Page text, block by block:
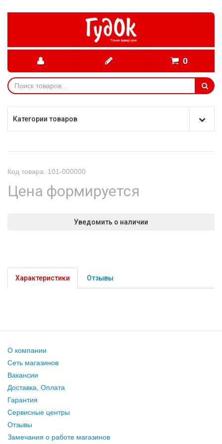
0
Категории товаров
Код товара: 101-000000
Цена формируется
Уведомить о наличии
Характеристики Отзывы
О компании
Сеть магазинов
Вакансии
Доставка, Оплата
Гарантия
Сервисные центры
Отзывы
Замечания о работе магазинов